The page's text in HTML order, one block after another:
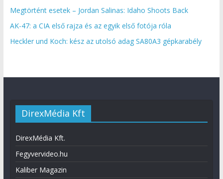
Megtörtént esetek – Jordan Salinas: Idaho Shoots Back
AK-47: a CIA első rajza és az egyik első fotója róla
Heckler und Koch: kész az utolsó adag SA80A3 gépkarabély
DirexMédia Kft
DirexMédia Kft.
Fegyvervideo.hu
Kaliber Magazin